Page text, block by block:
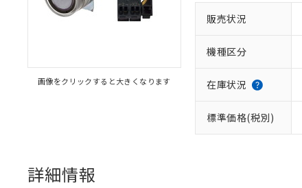
画像をクリックすると大きくなります
販売状況
機種区分
在庫状況
標準価格(税別)
詳細情報